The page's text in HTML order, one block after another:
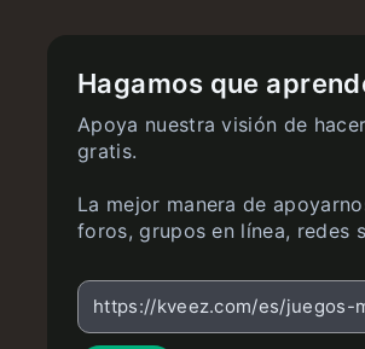
Hagamos que
Apoya nuestra visión de
gratis.
La mejor manera de
foros, grupos en línea, redes
https://kveez.com/es/